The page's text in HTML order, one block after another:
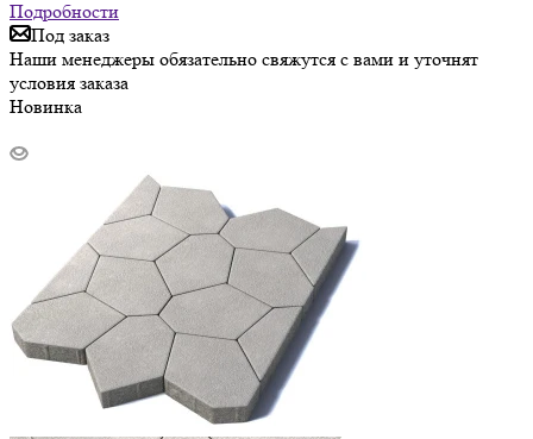
Подробности
Под заказ
Наши менеджеры обязательно свяжутся с вами и уточнят
условия заказа
Новинка